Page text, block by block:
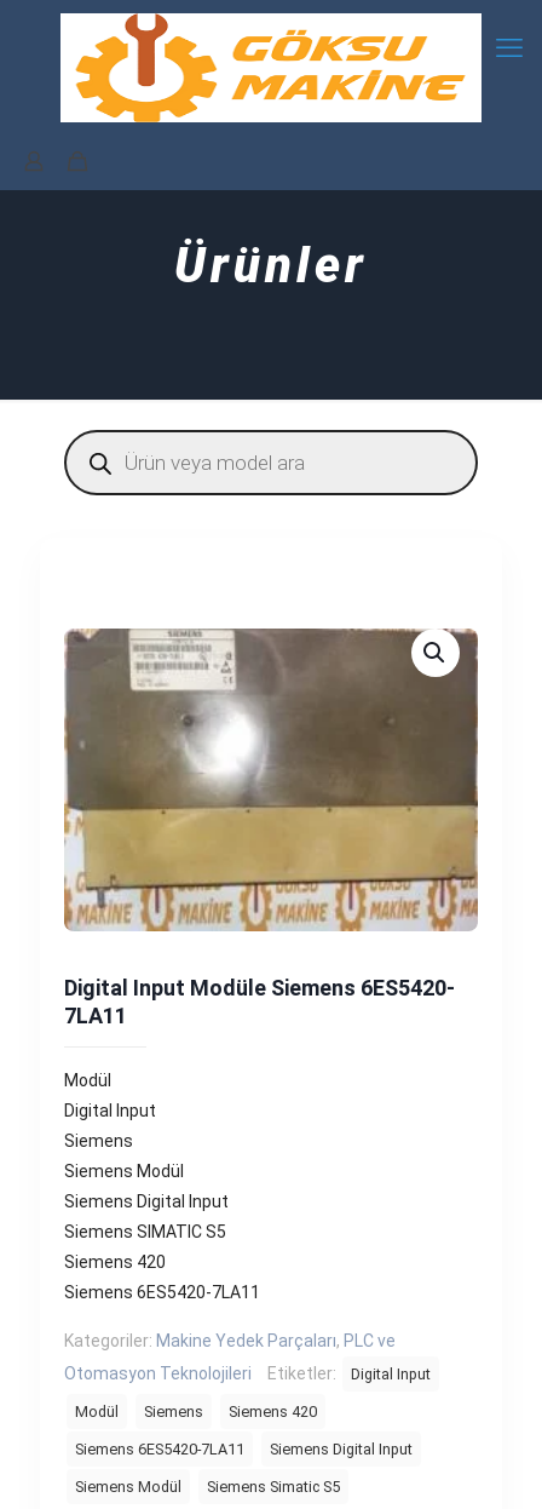
Ürünler
Products
search
Digital Input Modüle Siemens 6ES5420-
7LA11
Modül
Digital Input
Siemens
Siemens Modül
Siemens Digital Input
Siemens SIMATIC S5
Siemens 420
Siemens 6ES5420-7LA11
Kategoriler: Makine Yedek Parçaları, PLC ve
Otomasyon Teknolojileri
Etiketler: Digital Input
Modül Siemens Siemens 420
Siemens 6ES5420-7LA11 Siemens Digital Input
Siemens Modül Siemens Simatic S5